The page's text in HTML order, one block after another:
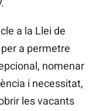
a la Llei de
a permetre
nomenar
i necessitat,
les vacants